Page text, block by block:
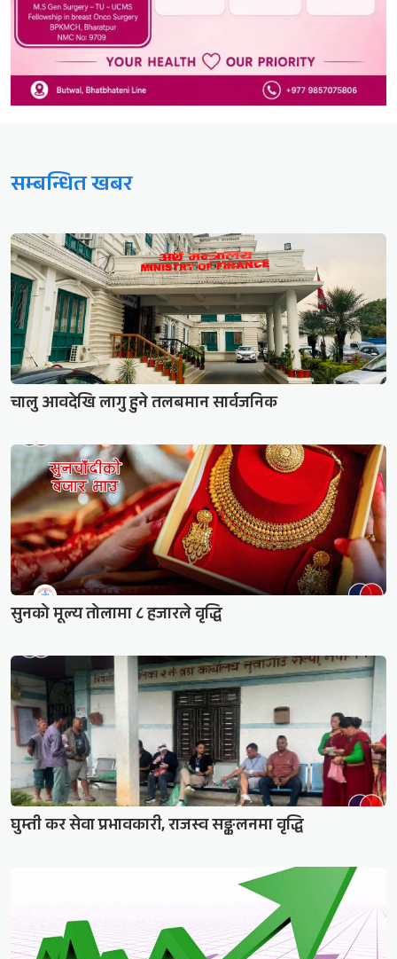
सम्बन्धित खबर
चालु आवदेखि लागु हुने तलबमान सार्वजनिक
सुनको मूल्य तोलामा ८ हजारले वृद्धि
घुम्ती कर सेवा प्रभावकारी, राजस्व सङ्कलनमा वृद्धि